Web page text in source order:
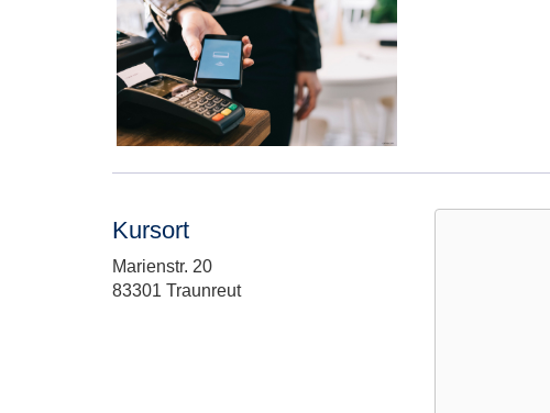
Kursort
Adresse:
Marienstr. 20
83301 Traunreut